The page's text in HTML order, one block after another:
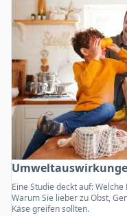
Eine Studie deckt auf:
Warum Sie lieber zu Obst,
Käse greifen sollten.